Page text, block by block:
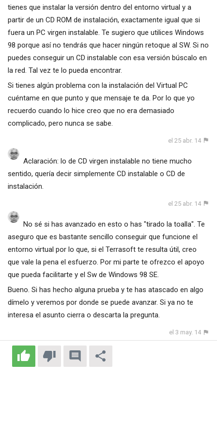
tienes que instalar la versión dentro del entorno virtual y a
partir de un CD ROM de instalación, exactamente igual que si
fuera un PC virgen instalable. Te sugiero que utilices Windows
98 porque así no tendrás que hacer ningún retoque al SW. Si no
puedes conseguir un CD instalable con esa versión búscalo en
la red. Tal vez te lo pueda encontrar.
Si tienes algún problema con la instalación del Virtual PC
cuéntame en que punto y que mensaje te da. Por lo que yo
recuerdo cuando lo hice creo que no era demasiado
complicado, pero nunca se sabe.
el 25 abr. 14
Aclaración: lo de CD virgen instalable no tiene mucho
sentido, quería decir simplemente CD instalable o CD de
instalación.
el 25 abr. 14
No sé si has avanzado en esto o has "tirado la toalla". Te
aseguro que es bastante sencillo conseguir que funcione el
entorno virtual por lo que, si el Terrasoft te resulta útil, creo
que vale la pena el esfuerzo. Por mi parte te ofrezco el apoyo
que pueda facilitarte y el Sw de Windows 98 SE.
Bueno. Si has hecho alguna prueba y te has atascado en algo
dímelo y veremos por donde se puede avanzar. Si ya no te
interesa el asunto cierra o descarta la pregunta.
el 3 may. 14